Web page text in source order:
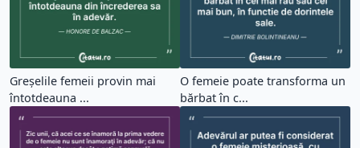
Greşelile femeii provin mai
întotdeauna ...
O femeie poate transforma un
bărbat în c...